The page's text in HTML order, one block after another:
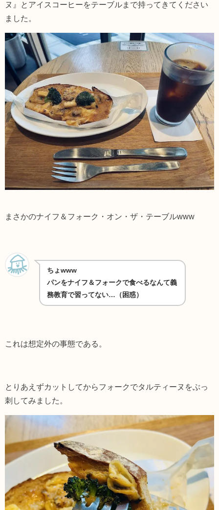
ヌ』とアイスコーヒーをテーブルまで持ってきてください
ました。
まさかのナイフ＆フォーク・オン・ザ・テーブルwww
ちょwww
パンをナイフ＆フォークで食べるなんて義
務教育で習ってない…（困惑）
これは想定外の事態である。
とりあえずカットしてからフォークでタルティーヌをぶっ
刺してみました。